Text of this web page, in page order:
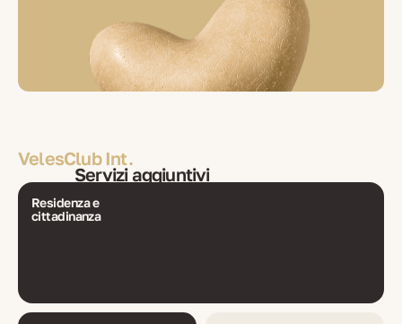
VelesClub Int.
Servizi aggiuntivi
Residenza e
cittadinanza